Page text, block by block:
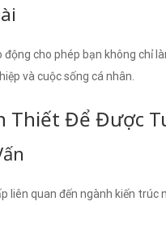
cho phép bạn không chỉ
và cuộc sống cá nhân.
Thiết Để Được
liên quan đến ngành kiến